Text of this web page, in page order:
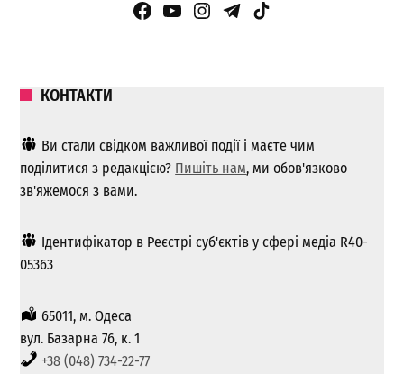
Facebook Page
YouTube
Instagram
Telegram
TikTok
КОНТАКТИ
Ви стали свідком важливої ​​події і маєте чим
поділитися з редакцією? Пишіть нам, ми обов'язково
зв'яжемося з вами.
Ідентифікатор в Реєстрі суб'єктів у сфері медіа R40-
05363
65011, м. Одеса
вул. Базарна 76, к. 1
+38 (048) 734-22-77